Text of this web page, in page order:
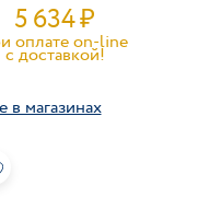
5 634₽
оплате on-line
c доставкой!
в магазинах